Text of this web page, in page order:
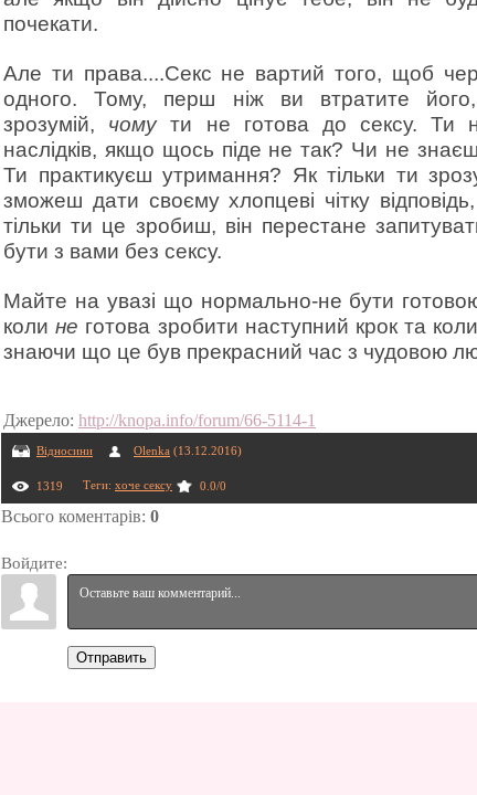
почекати.
Але ти права....Секс не вартий того, щоб
одного. Тому, перш ніж ви втратите
зрозумій, чомути не готова до сексу. Ти
наслідків, якщо щось піде не так? Чи не
Ти практикуєш утримання? Як тільки ти
зможеш дати своєму хлопцеві чітку
тільки ти це зробиш, він перестане
бути з вами без сексу.
Майте на увазі що нормально-не бути
колине готова зробити наступний крок та
знаючи що це був прекрасний час з чудовою
Джерело: http://knopa.info/forum/66-5114-1
Відносини Olenka (13.12.2016)
1319 Теги: хоче сексу 0.0/0
Всього коментарів: 0
Войдите:
Отправить